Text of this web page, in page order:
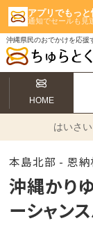
アプリでもっ
通知でセールも見
沖縄県民のおでかけを応援
HOME
はいさい
本島北部 - 恩納
沖縄かり
ーシャン